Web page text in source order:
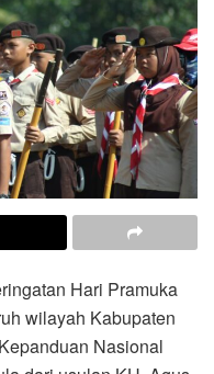
Hari Pramuka
wilayah Kabupaten
Nasional